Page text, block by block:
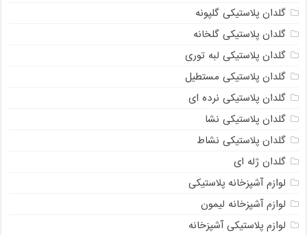
گلدان پلاستیکی گلپونه
گلدان پلاستیکی گلخانه
گلدان پلاستیکی لبه توری
گلدان پلاستیکی مستطیل
گلدان پلاستیکی نرده ای
گلدان پلاستیکی نشا
گلدان پلاستیکی نشاط
گلدان ژله ای
لوازم آشپزخانه پلاستیکی
لوازم آشپزخانه لیمون
لوازم پلاستیکی آشپزخانه